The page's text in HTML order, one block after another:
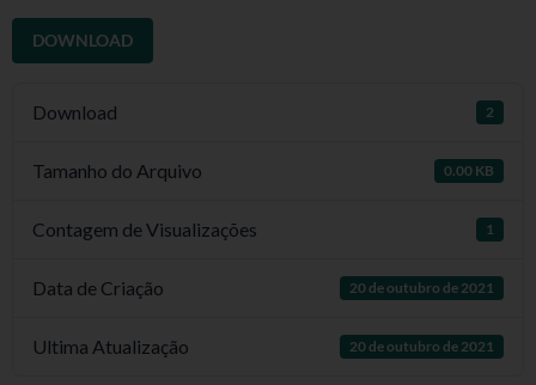
DOWNLOAD
Download 2
Tamanho do Arquivo 0.00 KB
Contagem de Visualizações 1
Data de Criação 20 de outubro de 2021
Ultima Atualização 20 de outubro de 2021